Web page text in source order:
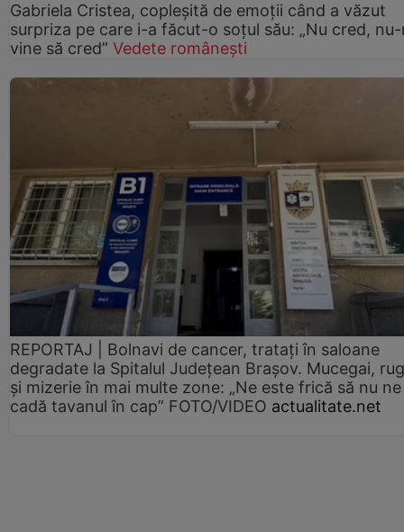
Gabriela Cristea, copleșită de emoții când a văzut
surpriza pe care i-a făcut-o soțul său: „Nu cred,
vine să cred” Vedete românești
REPORTAJ | Bolnavi de cancer, tratați în saloane
degradate la Spitalul Județean Brașov. Mucegai,
și mizerie în mai multe zone: „Ne este frică să nu ne
cadă tavanul în cap” FOTO/VIDEO actualitate.net